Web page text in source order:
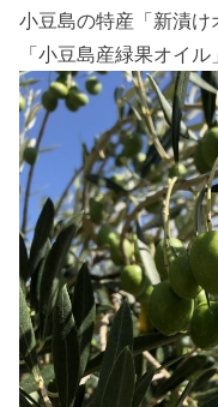
小豆島の特産「新漬け
「小豆島産緑果オイ